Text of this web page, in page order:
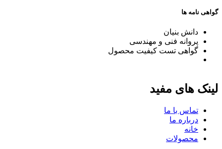
گواهی نامه ها
دانش بنیان
پروانه فنی و مهندسی
گواهی تست کیفیت محصول
لینک های مفید
تماس با ما
درباره ما
خانه
محصولات